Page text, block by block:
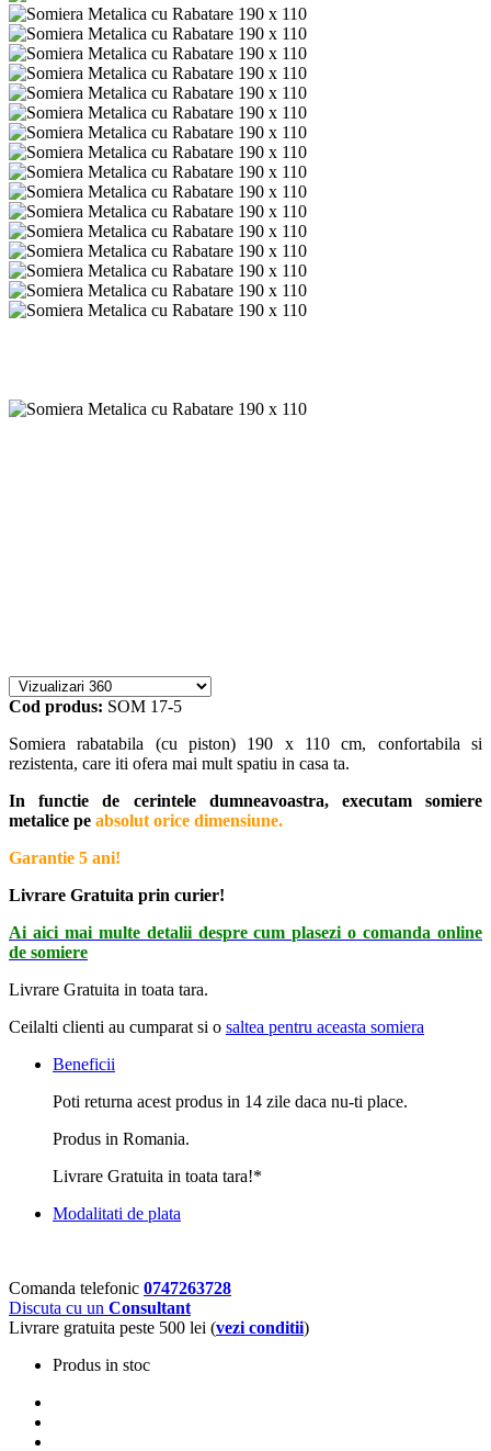
Cod produs: SOM 17-5
Somiera rabatabila (cu piston) 190 x 110 cm, confortabila si
rezistenta, care iti ofera mai mult spatiu in casa ta.
In functie de cerintele dumneavoastra, executam somiere
metalice pe absolut orice dimensiune.
Garantie 5 ani!
Livrare Gratuita prin curier!
Ai aici mai multe detalii despre cum plasezi o comanda online
de somiere
Livrare Gratuita in toata tara.
Ceilalti clienti au cumparat si o saltea pentru aceasta somiera
Beneficii
Poti returna acest produs in 14 zile daca nu-ti place.
Produs in Romania.
Livrare Gratuita in toata tara!*
Modalitati de plata
Comanda telefonic 0747263728
Discuta cu un Consultant
Livrare gratuita peste 500 lei (vezi conditii)
Produs in stoc